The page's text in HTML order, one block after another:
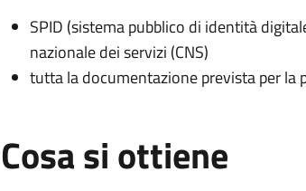
SPID (sistema pubblico di identità
nazionale dei servizi (CNS)
tutta la documentazione prevista per la
Cosa si ottiene